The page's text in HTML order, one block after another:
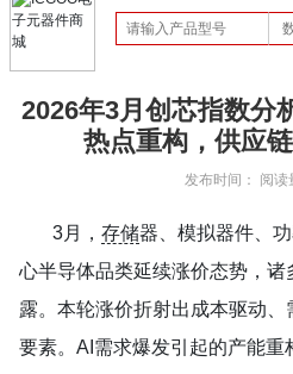
2026年3月创芯指数
热点重构，供应
发布时间： 阅读
3月， 存储器、模拟器件、
心半导体品类延续涨价态势，
露。本轮涨价折射出成本驱动
要素。AI需求爆发引起的产能重